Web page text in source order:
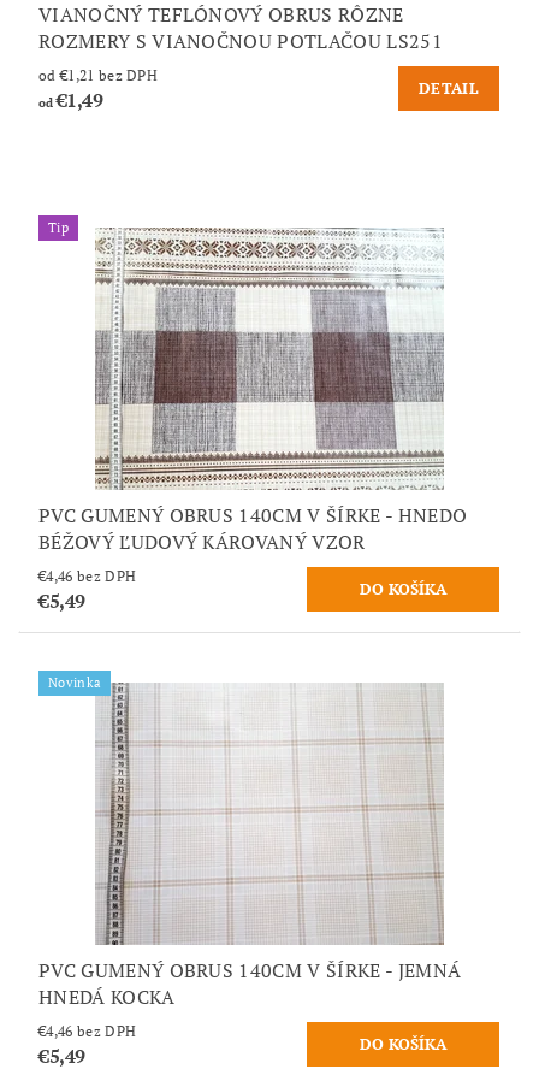
VIANOČNÝ TEFLÓNOVÝ OBRUS RÔZNE
ROZMERY S VIANOČNOU POTLAČOU LS251
od €1,21 bez DPH
od€1,49 DETAIL
Tip
PVC GUMENÝ OBRUS 140CM V ŠÍRKE - HNEDO
BÉŽOVÝ ĽUDOVÝ KÁROVANÝ VZOR
€4,46 bez DPH
€5,49
Novinka
PVC GUMENÝ OBRUS 140CM V ŠÍRKE - JEMNÁ
HNEDÁ KOCKA
€4,46 bez DPH
€5,49